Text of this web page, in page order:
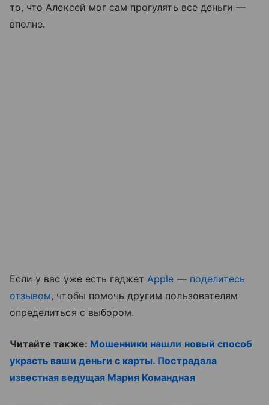
то, что Алексей мог сам прогулять все деньги —
вполне.
Если у вас уже есть гаджет Apple — поделитесь
отзывом, чтобы помочь другим пользователям
определиться с выбором.
Читайте также: Мошенники нашли новый способ
украсть ваши деньги с карты. Пострадала
известная ведущая Мария Командная